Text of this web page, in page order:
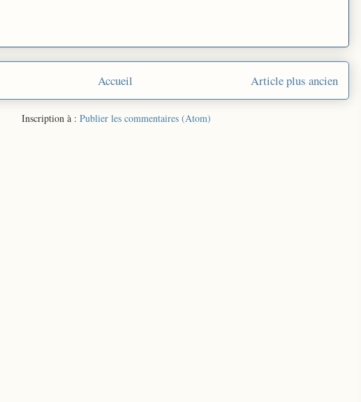
Article plus ancien
Accueil
Inscription à : Publier les commentaires (Atom)